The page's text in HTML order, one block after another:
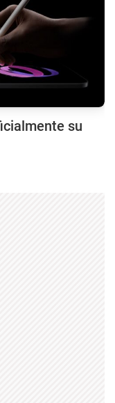
su